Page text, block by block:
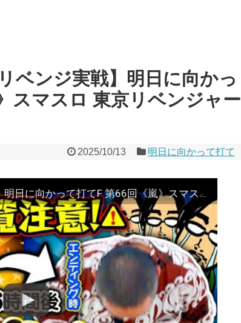
ベンジ実戦】明日に向かっ
スマスロ 東京リベンジャー
2025/10/13 明日に向かって打て
【メコメコ負け台にリベンジ実戦】明日に向かって打てF 第66回《嵐》スマスロ 東京リベンジャーズ［パチスロ・スロット］